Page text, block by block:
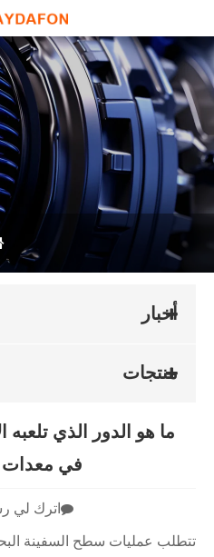
أخبار
منتجات
ما هو الدور الذي تلعبه
في معدات
اترك لي
تتطلب عمليات سطح السفينة